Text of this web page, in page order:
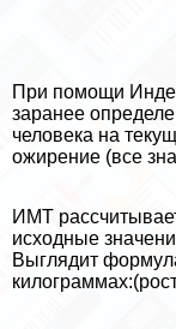
При помощи
заранее
человека на
ожирение (все
ИМТ
исходные
Выглядит